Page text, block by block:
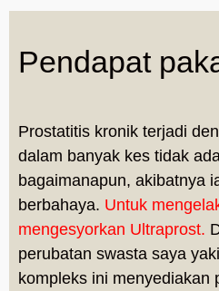
Pendapat
Prostatitis kronik terjadi
dalam banyak kes tidak
bagaimanapun, akibatnya
berbahaya. Untuk
mengesyorkan Ultraprost.
perubatan swasta saya
kompleks ini menyediakan